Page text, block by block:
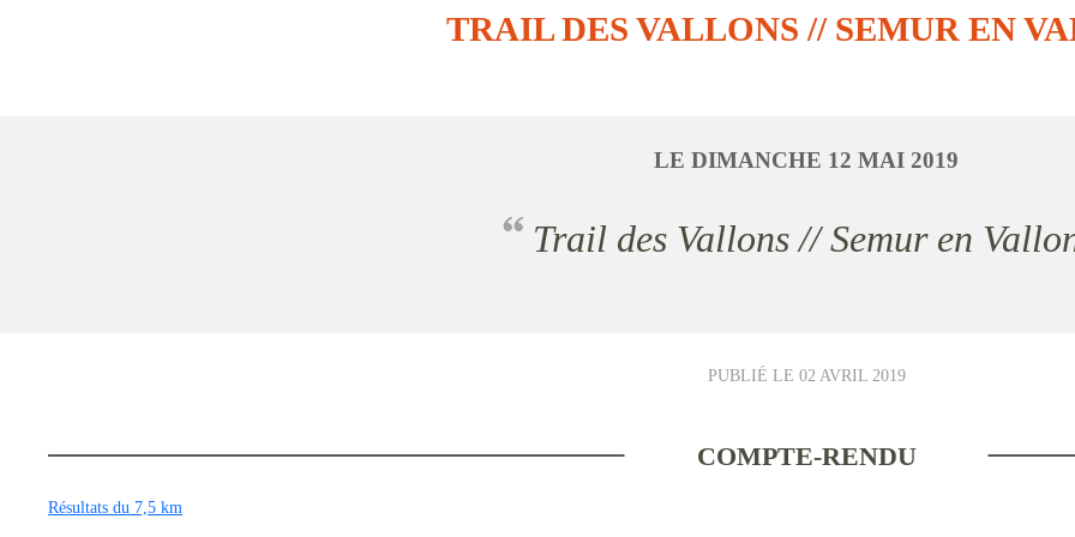
TRAIL DES VALLONS // SEMUR EN
LE DIMANCHE 12 MAI 2019
Trail des Vallons // Semur en
PUBLIÉ LE 02 AVRIL 2019
COMPTE-RENDU
Résultats du 7,5 km